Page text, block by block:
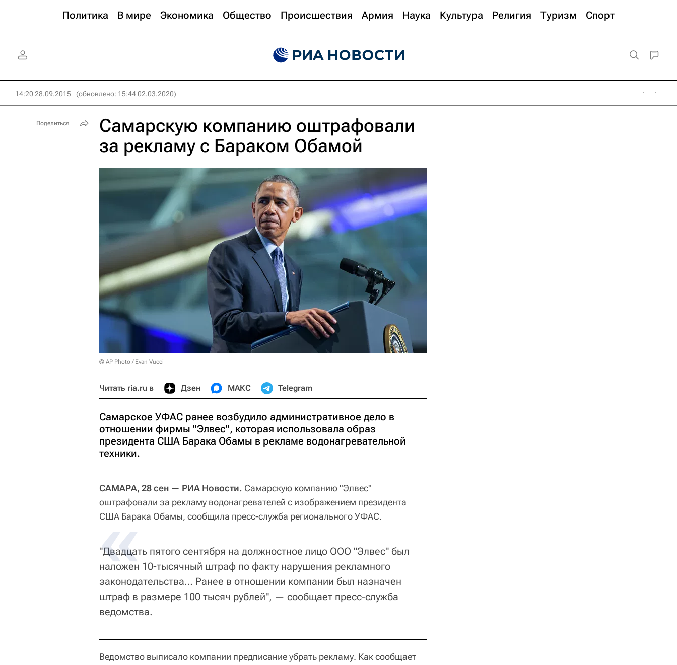
Политика В мире Экономика Общество Происшествия Армия Наука Культура Религия Туризм Спорт
14:20 28.09.2015 (обновлено: 15:44 02.03.2020)
Самарскую компанию оштрафовали
за рекламу с Бараком Обамой
© AP Photo / Evan Vucci
Читать ria.ru в Дзен МАКС Telegram
Самарское УФАС ранее возбудило административное дело в
отношении фирмы "Элвес", которая использовала образ
президента США Барака Обамы в рекламе водонагревательной
техники.
САМАРА, 28 сен — РИА Новости. Самарскую компанию "Элвес"
оштрафовали за рекламу водонагревателей с изображением президента
США Барака Обамы, сообщила пресс-служба регионального УФАС.
"Двадцать пятого сентября на должностное лицо ООО "Элвес" был
наложен 10-тысячный штраф по факту нарушения рекламного
законодательства… Ранее в отношении компании был назначен
штраф в размере 100 тысяч рублей", — сообщает пресс-служба
ведомства.
Ведомство выписало компании предписание убрать рекламу. Как сообщает
Поделиться